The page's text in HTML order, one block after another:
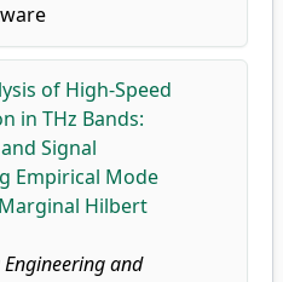
of High-Speed
in THz Bands:
Signal
Empirical Mode
Hilbert
and